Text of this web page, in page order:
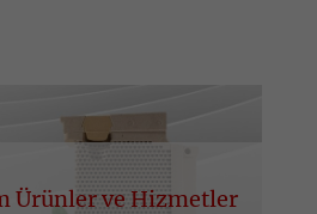
Ürünler ve Hizmetler